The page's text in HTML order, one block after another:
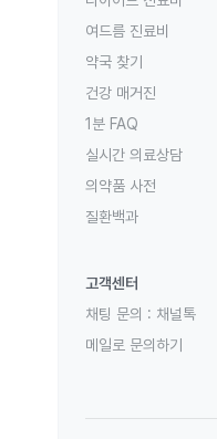
여드름 진료비
약국 찾기
건강 매거진
1분 FAQ
실시간 의료상담
의약품 사전
질환백과
고객센터
채팅 문의 : 채널톡
메일로 문의하기